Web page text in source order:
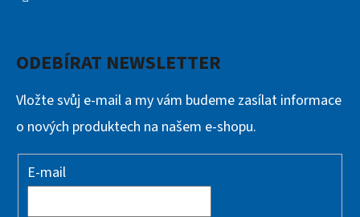
ODEBÍRAT NEWSLETTER
Vložte svůj e-mail a my vám budeme zasílat informace
o nových produktech na našem e-shopu.
E-mail